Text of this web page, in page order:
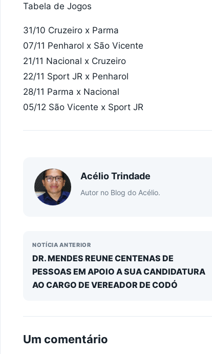
Tabela de Jogos
31/10 Cruzeiro x Parma
07/11 Penharol x São Vicente
21/11 Nacional x Cruzeiro
22/11 Sport JR x Penharol
28/11 Parma x Nacional
05/12 São Vicente x Sport JR
Acélio Trindade
Autor no Blog do Acélio.
NOTÍCIA ANTERIOR
DR. MENDES REUNE CENTENAS DE
PESSOAS EM APOIO A SUA CANDIDATURA
AO CARGO DE VEREADOR DE CODÓ
Um comentário